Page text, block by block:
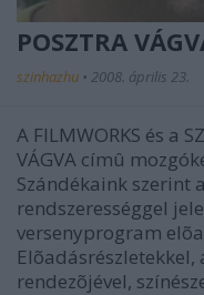
POSZTRA
szinhazhu • 2008. április 23.
A FILMWORKS és a
VÁGVA címû
Szándékaink szerint
rendszerességgel
versenyprogram
rendezõjével,